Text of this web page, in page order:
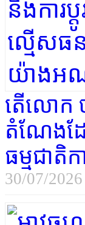
តើលោក ច
តំណែងដែ
ធម្មជាតិ
30/07/2026